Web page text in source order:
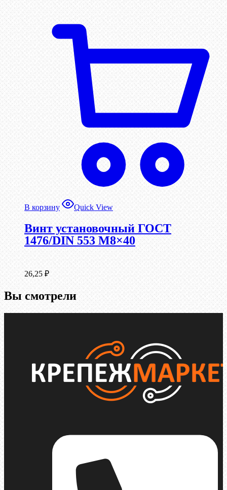
В корзину Quick View
Винт установочный ГОСТ
1476/DIN 553 М8×40
26,25 ₽
Вы смотрели